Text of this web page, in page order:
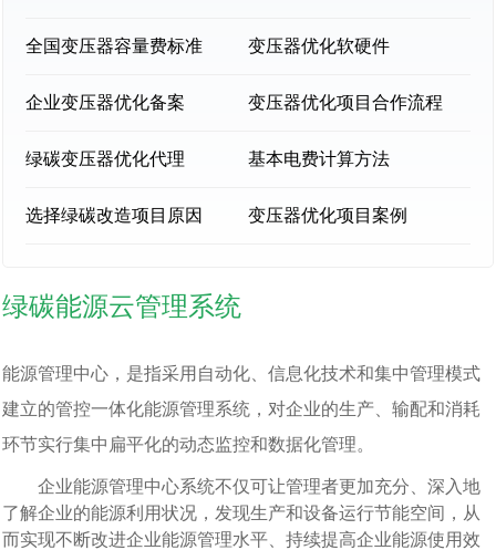
全国变压器容量费标准 变压器优化软硬件
企业变压器优化备案 变压器优化项目合作流程
绿碳变压器优化代理 基本电费计算方法
选择绿碳改造项目原因 变压器优化项目案例
绿碳能源云管理系统
能源管理中心，是指采用自动化、信息化技术和集中管理模式
建立的管控一体化能源管理系统，对企业的生产、输配和消耗
环节实行集中扁平化的动态监控和数据化管理。
企业能源管理中心系统不仅可让管理者更加充分、深入地
了解企业的能源利用状况，发现生产和设备运行节能空间，从
而实现不断改进企业能源管理水平、持续提高企业能源使用效